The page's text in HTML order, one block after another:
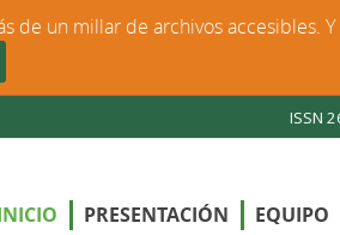
ISSN
PRESENTACIÓN EQUIPO
de un millar de archivos accesibles.